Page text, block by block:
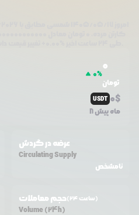
0%
0
تومان
USDT 0$
8 ماه پیش
عرضه در گردش
Circulating Supply
نامشخص
حجم معاملات (24 ساعت)
Volume (24h)